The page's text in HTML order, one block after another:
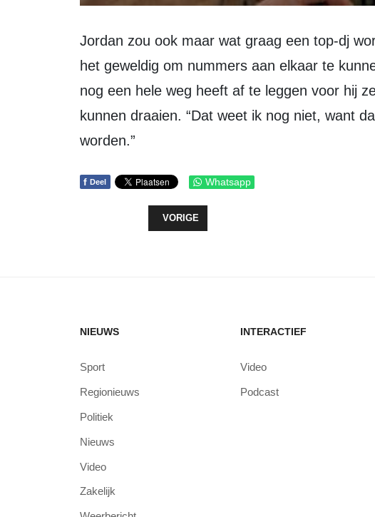
Jordan zou ook maar wat graag een top-dj worden. “Ik houd van muziek en vind
het geweldig om nummers aan elkaar te
nog een hele weg heeft af te leggen voor hij
kunnen draaien. “Dat weet ik nog niet, want
worden.”
f Deel Whatsapp
VORIG ARTIKEL: ARCHIEFDIENSTEN
VORIGE
NIEUWS
Sport
Regionieuws
Politiek
Nieuws
Video
Zakelijk
INTERACTIEF
Video
Podcast